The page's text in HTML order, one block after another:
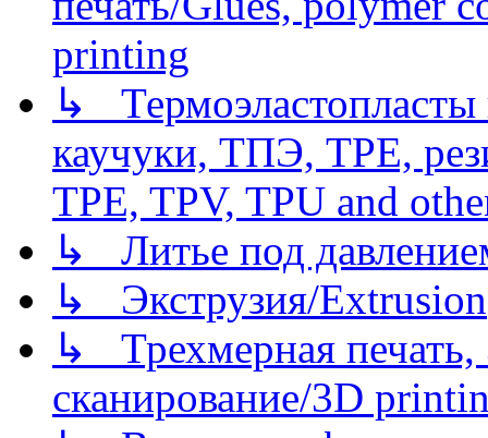
printing
↳
каучуки, ТПЭ, TPE,
TPE, TPV, TPU and
↳ Литье под
↳ Экструзия/Extrusion
↳ Трехмерная
сканирование/3D